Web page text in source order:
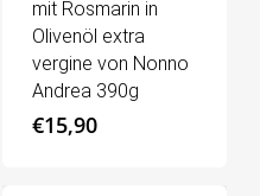
mit Rosmarin in
Olivenöl extra
vergine von Nonno
Andrea 390g
€15,90